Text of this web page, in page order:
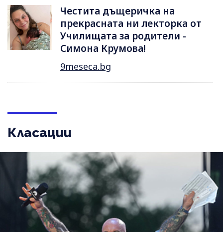
Честита дъщеричка на
прекрасната ни лекторка от
Училищата за родители -
Симона Крумова!
9meseca.bg
Класации